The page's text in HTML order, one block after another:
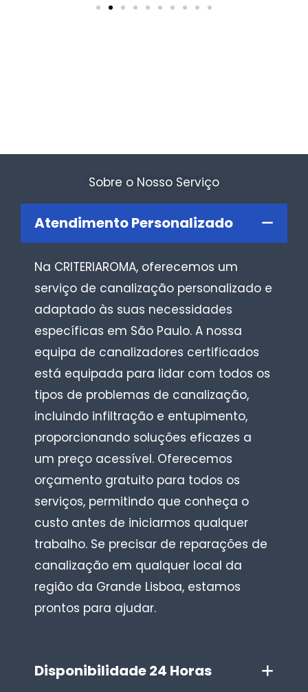
Sobre o Nosso Serviço
Atendimento Personalizado
Na CRITERIAROMA, oferecemos um
serviço de canalização personalizado e
adaptado às suas necessidades
específicas em São Paulo. A nossa
equipa de canalizadores certificados
está equipada para lidar com todos os
tipos de problemas de canalização,
incluindo infiltração e entupimento,
proporcionando soluções eficazes a
um preço acessível. Oferecemos
orçamento gratuito para todos os
serviços, permitindo que conheça o
custo antes de iniciarmos qualquer
trabalho. Se precisar de reparações de
canalização em qualquer local da
região da Grande Lisboa, estamos
prontos para ajudar.
Disponibilidade 24 Horas